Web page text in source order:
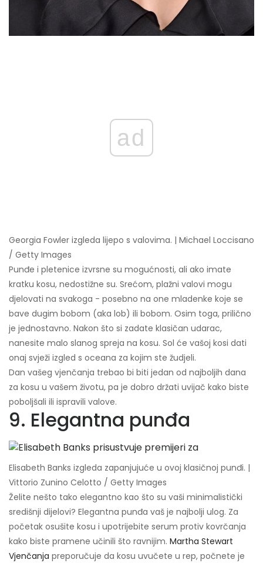
ad
Georgia Fowler izgleda lijepo s valovima. | Michael Loccisano
/ Getty Images
Punđe i pletenice izvrsne su mogućnosti, ali ako imate
kratku kosu, nedostižne su. Srećom, plažni valovi mogu
djelovati na svakoga - posebno na one mladenke koje se
bave dugim bobom (aka lob) ili bobom. Osim toga, prilično
je jednostavno. Nakon što si zadate klasičan udarac,
nanesite malo slanog spreja na kosu. Sol će vašoj kosi dati
onaj svježi izgled s oceana za kojim ste žudjeli.
Dan vašeg vjenčanja trebao bi biti jedan od najboljih dana
za kosu u vašem životu, pa je dobro držati uvijač kako biste
poboljšali ili ispravili valove.
9. Elegantna punđa
Elisabeth Banks izgleda zapanjujuće u ovoj klasičnoj punđi. |
Vittorio Zunino Celotto / Getty Images
Želite nešto tako elegantno kao što su vaši minimalistički
središnji dijelovi? Elegantna punđa vaš je najbolji ulog. Za
početak osušite kosu i upotrijebite serum protiv kovrčanja
kako biste pramene učinili što ravnijim. Martha Stewart
Vjenčanja preporučuje da kosu uvučete u rep, počnete je